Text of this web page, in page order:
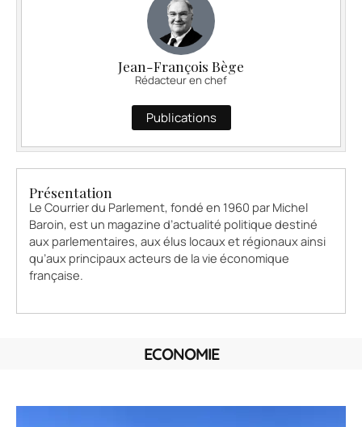
Jean-François Bège
Rédacteur en chef
Publications
Présentation
Le Courrier du Parlement, fondé en 1960 par Michel
Baroin, est un magazine d’actualité politique destiné
aux parlementaires, aux élus locaux et régionaux ainsi
qu’aux principaux acteurs de la vie économique
française.
ECONOMIE